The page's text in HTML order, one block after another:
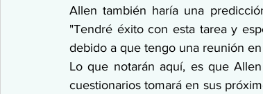
Allen también haría una
"Tendré éxito con esta tarea y
debido a que tengo una reunión
Lo que notarán aquí, es que
cuestionarios tomará en sus